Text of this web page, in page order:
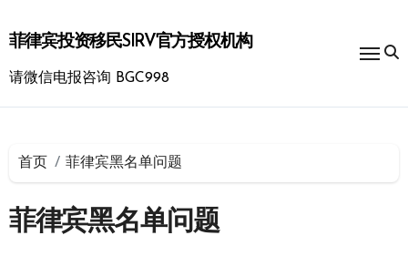
到
内
菲律宾投资移民SIRV官方授权机构
请微信电报咨询 BGC998
首页 菲律宾黑名单问题
菲律宾黑名单问题